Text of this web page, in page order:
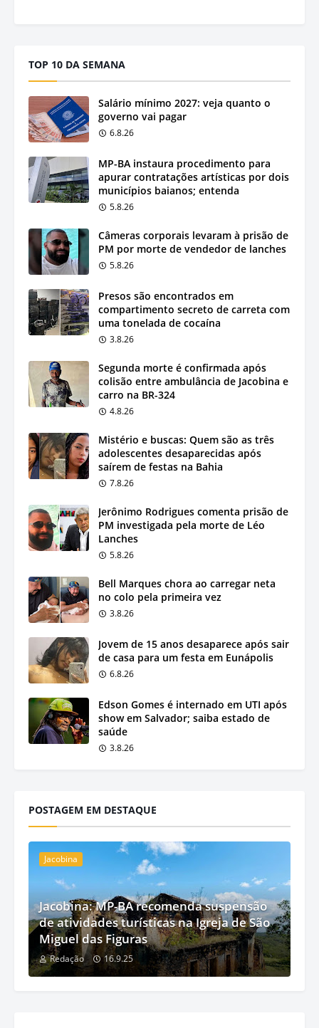
TOP 10 DA SEMANA
Salário mínimo 2027: veja quanto o
governo vai pagar
6.8.26
MP-BA instaura procedimento para
apurar contratações artísticas por dois
municípios baianos; entenda
5.8.26
Câmeras corporais levaram à prisão de
PM por morte de vendedor de lanches
5.8.26
Presos são encontrados em
compartimento secreto de carreta com
uma tonelada de cocaína
3.8.26
Segunda morte é confirmada após
colisão entre ambulância de Jacobina e
carro na BR-324
4.8.26
Mistério e buscas: Quem são as três
adolescentes desaparecidas após
saírem de festas na Bahia
7.8.26
Jerônimo Rodrigues comenta prisão de
PM investigada pela morte de Léo
Lanches
5.8.26
Bell Marques chora ao carregar neta
no colo pela primeira vez
3.8.26
Jovem de 15 anos desaparece após sair
de casa para um festa em Eunápolis
6.8.26
Edson Gomes é internado em UTI após
show em Salvador; saiba estado de
saúde
3.8.26
POSTAGEM EM DESTAQUE
Jacobina
Jacobina: MP-BA recomenda suspensão
de atividades turísticas na Igreja de São
Miguel das Figuras
Redação 16.9.25